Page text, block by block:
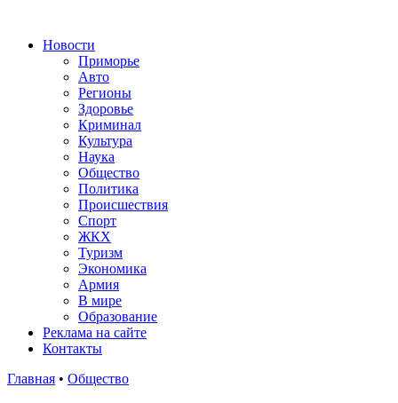
Новости
Приморье
Авто
Регионы
Здоровье
Криминал
Культура
Наука
Общество
Политика
Происшествия
Спорт
ЖКХ
Туризм
Экономика
Армия
В мире
Образование
Реклама на сайте
Контакты
Главная • Общество